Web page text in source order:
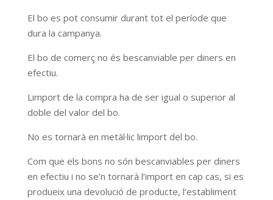
El bo es pot consumir durant tot el període que
dura la campanya.
El bo de comerç no és bescanviable per diners en
efectiu.
Limport de la compra ha de ser igual o superior al
doble del valor del bo.
No es tornarà en metàl·lic limport del bo.
Com que els bons no són bescanviables per diners
en efectiu i no se’n tornarà l’import en cap cas, si es
produeix una devolució de producte, l’establiment